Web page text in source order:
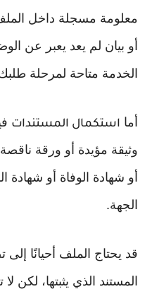
معلومة مسجلة داخل
أو بيان لم يعد يعبر عن
الخدمة متاحة لمرحلة
أما استكمال المستندات
وثيقة مؤيدة أو ورقة
أو شهادة الوفاة أو شهادة
الجهة.
قد يحتاج الملف أحيانًا
المستند الذي يثبتها،